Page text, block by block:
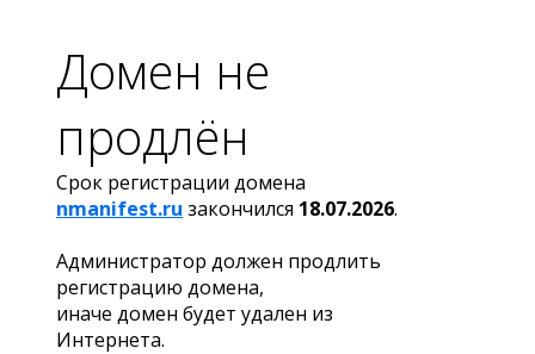
Домен не
продлён
Срок регистрации домена
nmanifest.ru закончился 18.07.2026.
Администратор должен продлить
регистрацию домена,
иначе домен будет удален из
Интернета.